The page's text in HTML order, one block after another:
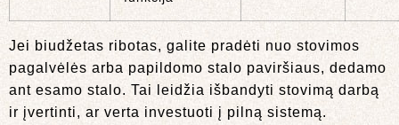
Jei biudžetas ribotas, galite pradėti nuo stovimos
pagalvėlės arba papildomo stalo paviršiaus, dedamo
ant esamo stalo. Tai leidžia išbandyti stovimą darbą
ir įvertinti, ar verta investuoti į pilną sistemą.